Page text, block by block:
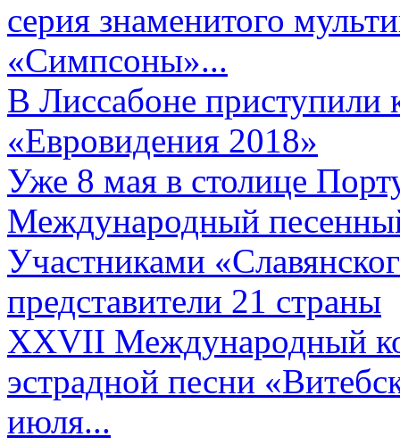
серия знаменитого
«Симпсоны»...
В Лиссабоне приступили
«Евровидения 2018»
Уже 8 мая в столице
Международный
Участниками
представители 21 страны
XXVII Международный
эстрадной песни
июля...